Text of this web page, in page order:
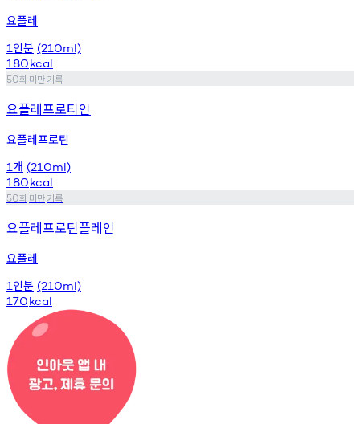
요플레
1 인분 (210ml)
180kcal
50회 미만기록
요플레프로티인
요플레프로틴
1 개 (210ml)
180kcal
50회 미만기록
요플레프로틴플레인
요플레
1 인분 (210ml)
170kcal